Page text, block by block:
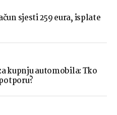
sjesti 259 eura, isplate
kupnju automobila: Tko